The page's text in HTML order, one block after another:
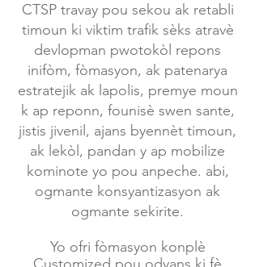
CTSP travay pou sekou ak retabli
timoun ki viktim trafik sèks atravè
devlopman pwotokòl repons
inifòm, fòmasyon, ak patenarya
estratejik ak lapolis, premye moun
k ap reponn, founisè swen sante,
jistis jivenil, ajans byennèt timoun,
ak lekòl, pandan y ap mobilize
kominote yo pou anpeche. abi,
ogmante konsyantizasyon ak
ogmante sekirite.
Yo ofri fòmasyon konplè